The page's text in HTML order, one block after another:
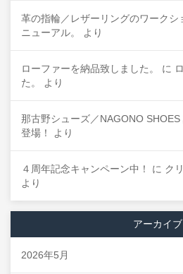
革の指輪／レザーリングのワークシ
ニューアル。
より
ローファーを納品致しました。 に
た。
より
那古野シューズ／NAGONO SHOES
登場！
より
４周年記念キャンペーン中！ に ク
より
アーカイブ
2026年5月